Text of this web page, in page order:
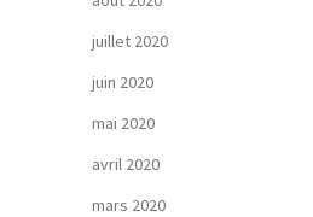
juillet 2020
juin 2020
mai 2020
avril 2020
mars 2020